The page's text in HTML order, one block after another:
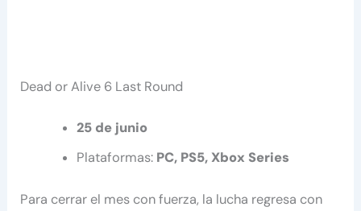
Dead or Alive 6 Last Round
25 de junio
Plataformas: PC, PS5, Xbox Series
Para cerrar el mes con fuerza, la lucha regresa con